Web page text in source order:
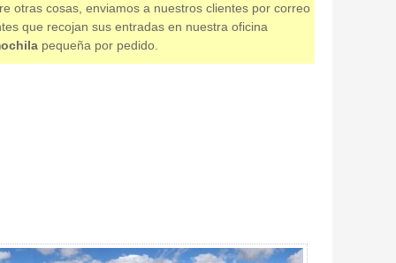
otras cosas, enviamos a nuestros clientes por correo
que recojan sus entradas en nuestra oficina
pequeña por pedido.